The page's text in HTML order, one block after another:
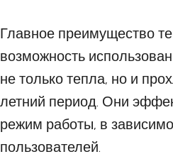
Главное преимущество
возможность
не только тепла, но и
летний период. Они
режим работы, в
пользователей.